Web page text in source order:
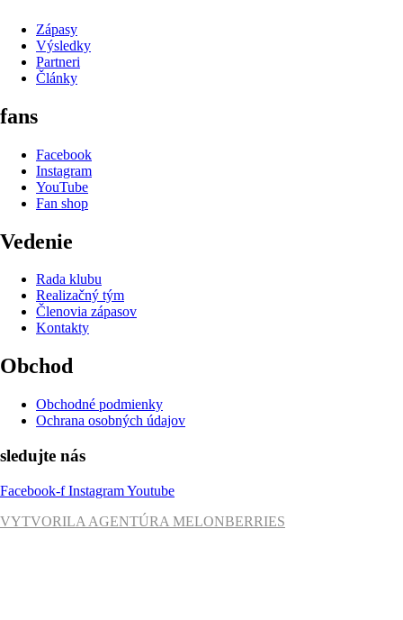
Zápasy
Výsledky
Partneri
Články
fans
Facebook
Instagram
YouTube
Fan shop
Vedenie
Rada klubu
Realizačný tým
Členovia zápasov
Kontakty
Obchod
Obchodné podmienky
Ochrana osobných údajov
sledujte nás
Facebook-f InstagramYoutube
VYTVORILA AGENTÚRA MELONBERRIES